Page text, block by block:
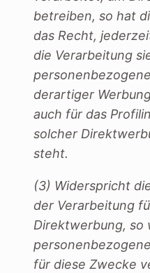
betreiben, so hat
das Recht,
die Verarbeitung
derartiger
auch für das
solcher
steht.
(3) Widerspricht
der Verarbeitung
Direktwerbung, so
für diese Zwecke